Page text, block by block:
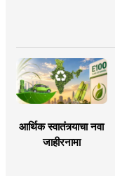
आर्थिक स्वातंत्र्याचा नवा
जाहीरनामा